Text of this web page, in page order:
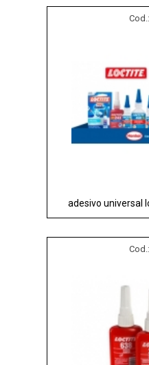
Cod.:
adesivo universal
Cod.: